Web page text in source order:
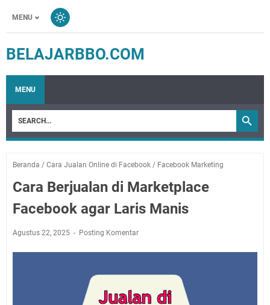
MENU
BELAJARBBO.COM
MENU
Beranda / Cara Jualan Online di Facebook / Facebook Marketing
Cara Berjualan di Marketplace
Facebook agar Laris Manis
Agustus 22, 2025 Posting Komentar